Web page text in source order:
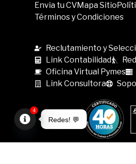
Envia tu CVMapa Sitio
Términos y Condiciones
Reclutamiento y
Link Contabilidad
Oficina Virtual Pymes
Link Consultora
Redes! 💬
4